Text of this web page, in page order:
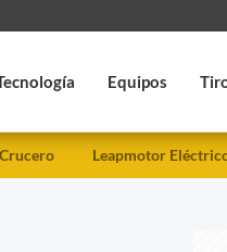
Equipos
Leapmotor